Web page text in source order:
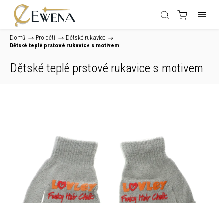
Domů / Pro děti / Dětské rukavice /
Dětské teplé prstové rukavice s motivem
Dětské teplé prstové rukavice s motivem